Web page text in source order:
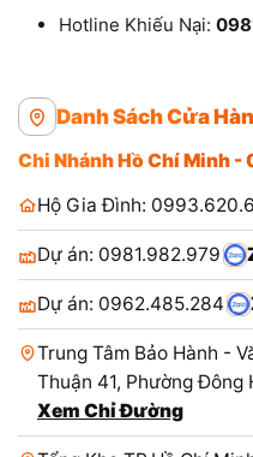
Hotline Khiếu Nại:
Danh Sách Cửa
Chi Nhánh Hồ Chí Minh
Hộ Gia Đình:
Dự án: 0981.982.979
Dự án: 0962.485.284
Trung Tâm Bảo Hành -
Thuận 41, Phường Đông
Xem Chỉ Đường